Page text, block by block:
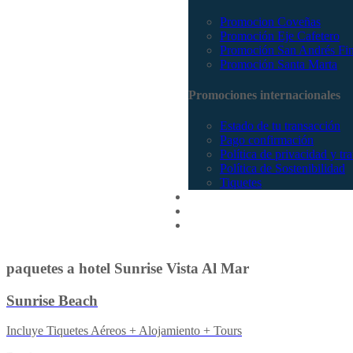
Promocion Coveñas
Promoción Eje Cafetero
Promoción San Andrés
Promoción Santa Marta
Promociones internacionales
Estado de tu transacción
Pago confirmación
Política de privacidad y
Política de Sostenibilidad
Tiquetes
paquetes a hotel Sunrise Vista Al Mar
Sunrise Beach
Incluye Tiquetes Aéreos + Alojamiento + Tours